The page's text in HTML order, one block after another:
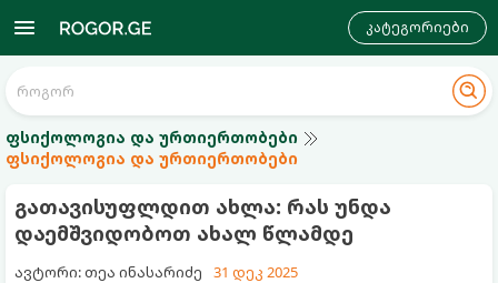
კატეგორიები
ფსიქოლოგია და ურთიერთობები
ფსიქოლოგია და ურთიერთობები
გათავისუფლდით ახლა: რას უნდა
დაემშვიდობოთ ახალ წლამდე
ავტორი: თეა ინასარიძე 31 დეკ 2025